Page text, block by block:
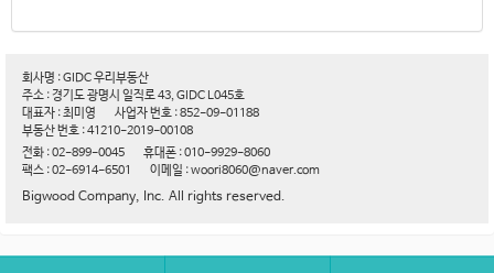
회사명 : GIDC 우리부동산
주소 : 경기도 광명시 일직로 43, GIDC L045호
대표자 : 최미영
사업자 번호 : 852-09-01188
부동산 번호 : 41210-2019-00108
전화 : 02-899-0045
휴대폰 : 010-9929-8060
팩스 : 02-6914-6501
이메일 : woori8060@naver.com
Bigwood Company, Inc. All rights reserved.